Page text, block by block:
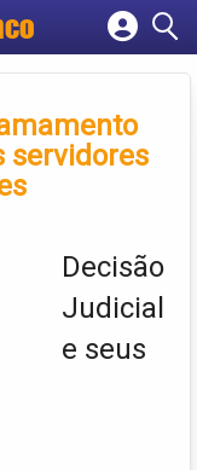
servidores
Decisão
Judicial
e seus